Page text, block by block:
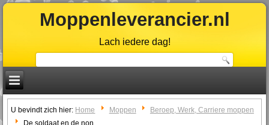
Moppenleverancier.nl
Lach iedere dag!
U bevindt zich hier: Home Moppen
Beroep, Werk, Carriere moppen
De soldaat en de non